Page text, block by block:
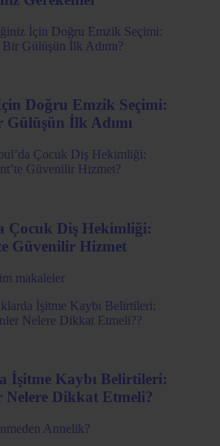
Doğru Emzik Seçimi:
Gülüşün İlk Adımı
Çocuk Diş Hekimliği:
Güvenilir Hizmet
makaleler
İşitme Kaybı Belirtileri:
Nelere Dikkat Etmeli?